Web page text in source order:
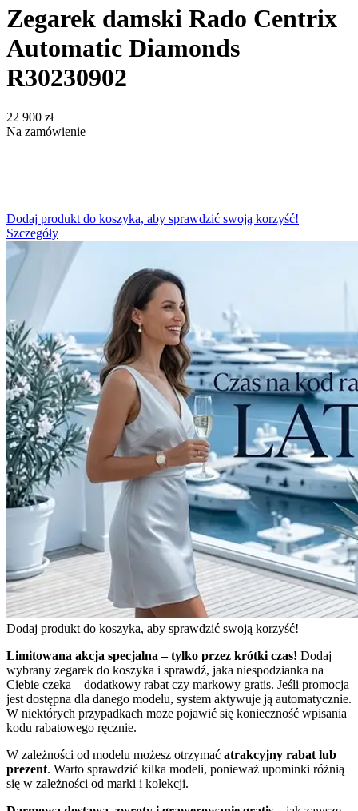
Zegarek damski Rado Centrix
Automatic Diamonds
R30230902
‍22 900‍ zł
Na zamówienie
Dodaj produkt do koszyka, aby sprawdzić swoją korzyść!
Szczegóły
Dodaj produkt do koszyka, aby sprawdzić swoją korzyść!
Limitowana akcja specjalna – tylko przez krótki czas! Dodaj
wybrany zegarek do koszyka i sprawdź, jaka niespodzianka na
Ciebie czeka – dodatkowy rabat czy markowy gratis. Jeśli promocja
jest dostępna dla danego modelu, system aktywuje ją automatycznie.
W niektórych przypadkach może pojawić się konieczność wpisania
kodu rabatowego ręcznie.
W zależności od modelu możesz otrzymać atrakcyjny rabat lub
prezent. Warto sprawdzić kilka modeli, ponieważ upominki różnią
się w zależności od marki i kolekcji.